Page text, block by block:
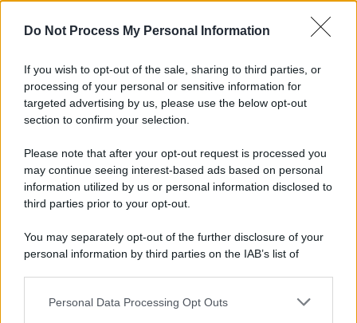
Do Not Process My Personal Information
If you wish to opt-out of the sale, sharing to third parties, or
processing of your personal or sensitive information for
targeted advertising by us, please use the below opt-out
section to confirm your selection.
Please note that after your opt-out request is processed you
may continue seeing interest-based ads based on personal
information utilized by us or personal information disclosed to
third parties prior to your opt-out.
You may separately opt-out of the further disclosure of your
personal information by third parties on the IAB’s list of
This information may also be disclosed by us to third parties
Personal Data Processing Opt Outs
VIDEO | Collisione nelle acque della Costiera,
Giallo a Salerno: spari in via Rocco Cocchia,
indaga la Polizia